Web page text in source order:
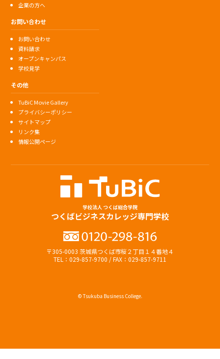
企業の方へ
お問い合わせ
お問い合わせ
資料請求
オープンキャンパス
学校見学
その他
TuBiC Movie Gallery
プライバシーポリシー
サイトマップ
リンク集
情報公開ページ
学校法人 つくば総合学院
つくばビジネスカレッジ専門学校
〒305-0003 茨城県つくば市桜２丁目１４番地４
TEL：029-857-9700 / FAX：029-857-9711
© Tsukuba Business College.